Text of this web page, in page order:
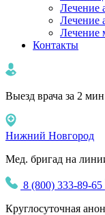
Лечение
Лечение
Лечение
Контакты
Выезд врача за 2 мин
Нижний Новгород
Мед. бригад на
8 (800) 333-89-65
Круглосуточная